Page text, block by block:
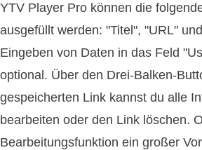
YTV Player Pro können die
ausgefüllt werden: "Titel", "URL"
Eingeben von Daten in das Feld
optional. Über den Drei-Balken-
gespeicherten Link kannst du alle
bearbeiten oder den Link löschen.
Bearbeitungsfunktion ein großer